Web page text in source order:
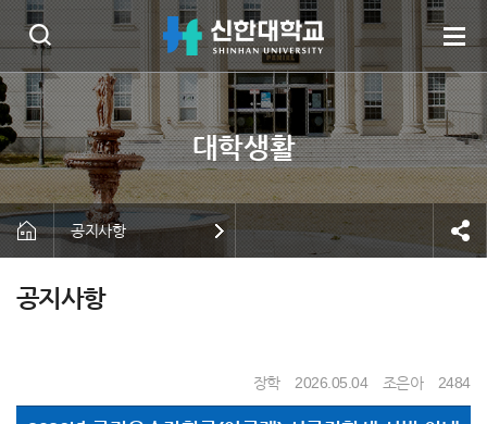
공지사항
공지사항
장학 2026.05.04 조은아 2484